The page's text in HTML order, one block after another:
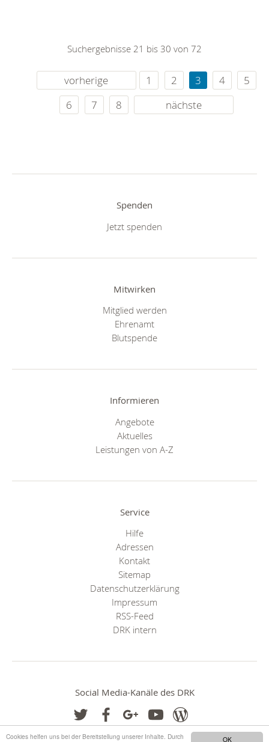
OK
Cookies helfen uns bei der Bereitstellung unserer Inhalte. Durch
Suchergebnisse 21 bis 30 von 72
vorherige 1 2 3 4
5
6
7 8 nächste
Spenden
Jetzt spenden
Mitwirken
Mitglied werden
Ehrenamt
Blutspende
Informieren
Angebote
Aktuelles
Leistungen von A-Z
Service
Hilfe
Adressen
Kontakt
Sitemap
Datenschutzerklärung
Impressum
RSS-Feed
DRK intern
Social Media-Kanäle des DRK